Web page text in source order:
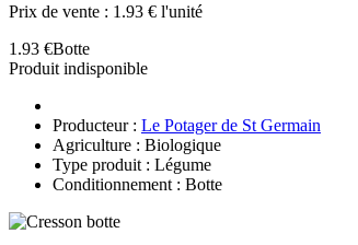
Prix de vente : 1.93 € l'unité
1.93 €Botte
Produit indisponible
Producteur : Le Potager de St Germain
Agriculture : Biologique
Type produit : Légume
Conditionnement : Botte